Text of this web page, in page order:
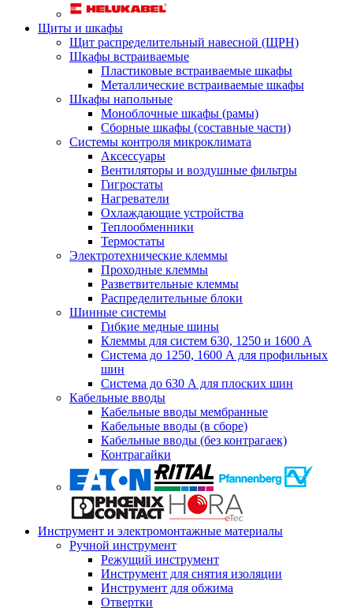
Щиты и шкафы
Щит распределительный навесной (ЩРН)
Шкафы встраиваемые
Пластиковые встраиваемые шкафы
Металлические встраиваемые шкафы
Шкафы напольные
Моноблочные шкафы (рамы)
Сборные шкафы (составные части)
Системы контроля микроклимата
Аксессуары
Вентиляторы и воздушные фильтры
Гигростаты
Нагреватели
Охлаждающие устройства
Теплообменники
Термостаты
Электротехнические клеммы
Проходные клеммы
Разветвительные клеммы
Распределительные блоки
Шинные системы
Гибкие медные шины
Клеммы для систем 630, 1250 и 1600 А
Система до 1250, 1600 А для профильных
шин
Система до 630 А для плоских шин
Кабельные вводы
Кабельные вводы мембранные
Кабельные вводы (в сборе)
Кабельные вводы (без контрагаек)
Контрагайки
Инструмент и электромонтажные материалы
Ручной инструмент
Режущий инструмент
Инструмент для снятия изоляции
Инструмент для обжима
Отвертки